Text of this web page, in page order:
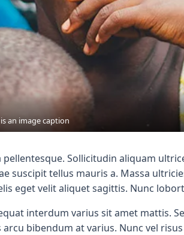
an image caption
Sollicitudin aliquam
suscipit tellus mauris a. Massa
eget velit aliquet sagittis. Nunc
interdum varius sit amet mattis.
bibendum at varius. Nunc vel